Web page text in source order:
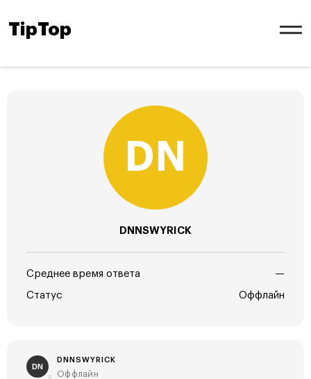
TipTop
DNNSWYRICK
Среднее время ответа —
Статус Оффлайн
DN
DNNSWYRICK
Оффлайн